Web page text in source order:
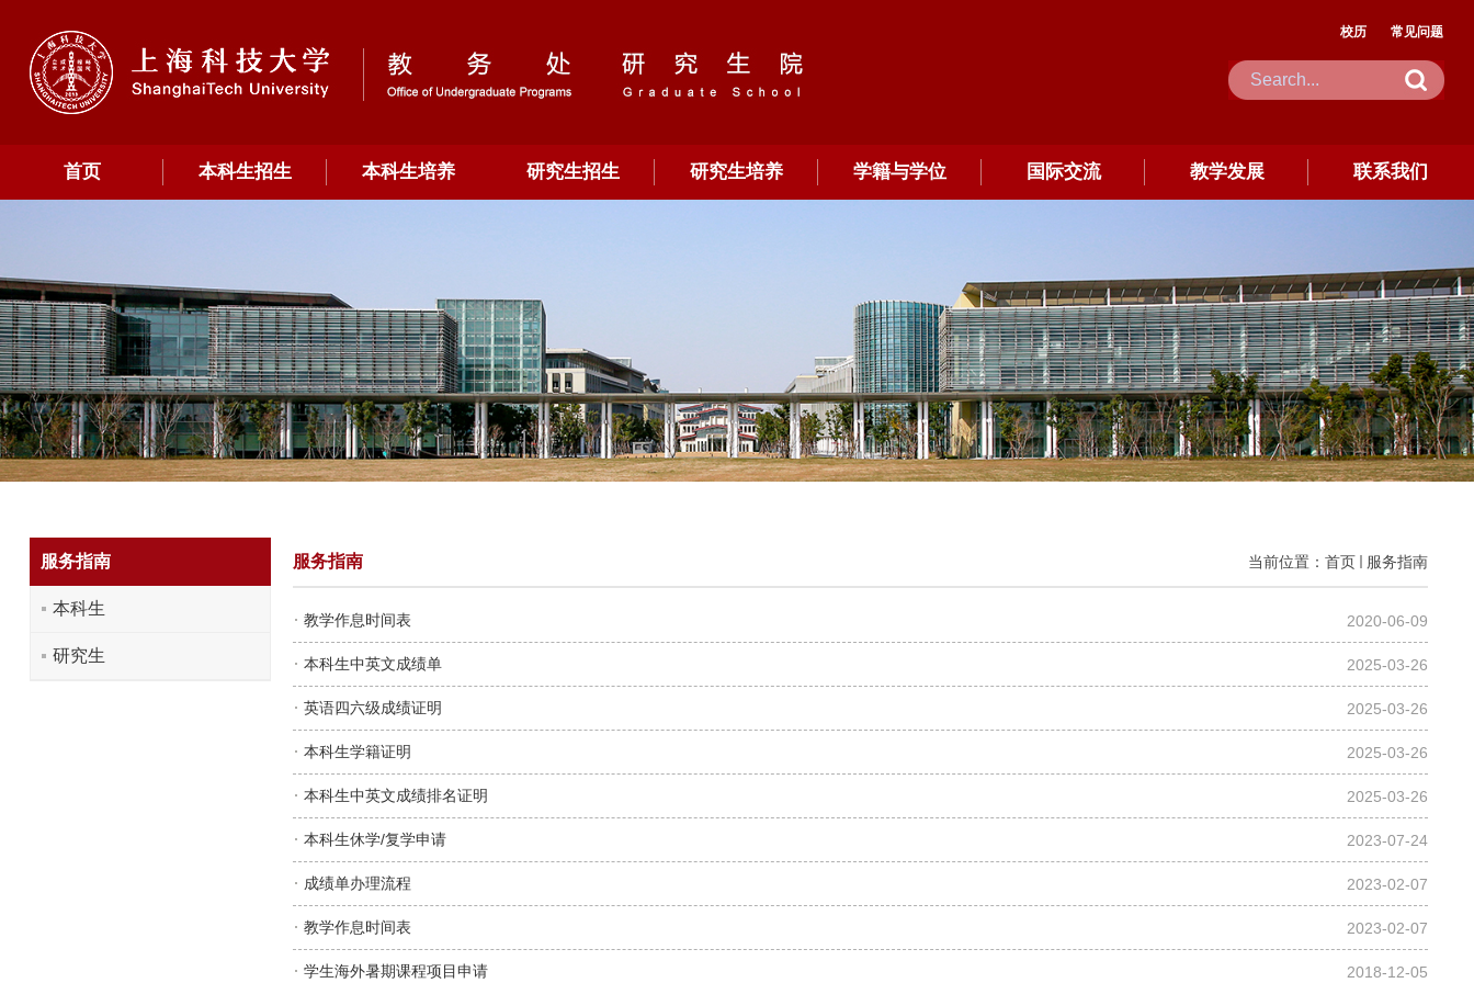
校历 常见问题
首页 本科生招生 本科生培养 研究生招生 研究生培养 学籍与学位 国际交流 教学发展 联系我们
服务指南
本科生
研究生
服务指南 当前位置：首页 服务指南
教学作息时间表 2020-06-09
本科生中英文成绩单 2025-03-26
英语四六级成绩证明 2025-03-26
本科生学籍证明 2025-03-26
本科生中英文成绩排名证明 2025-03-26
本科生休学/复学申请 2023-07-24
成绩单办理流程 2023-02-07
教学作息时间表 2023-02-07
学生海外暑期课程项目申请 2018-12-05